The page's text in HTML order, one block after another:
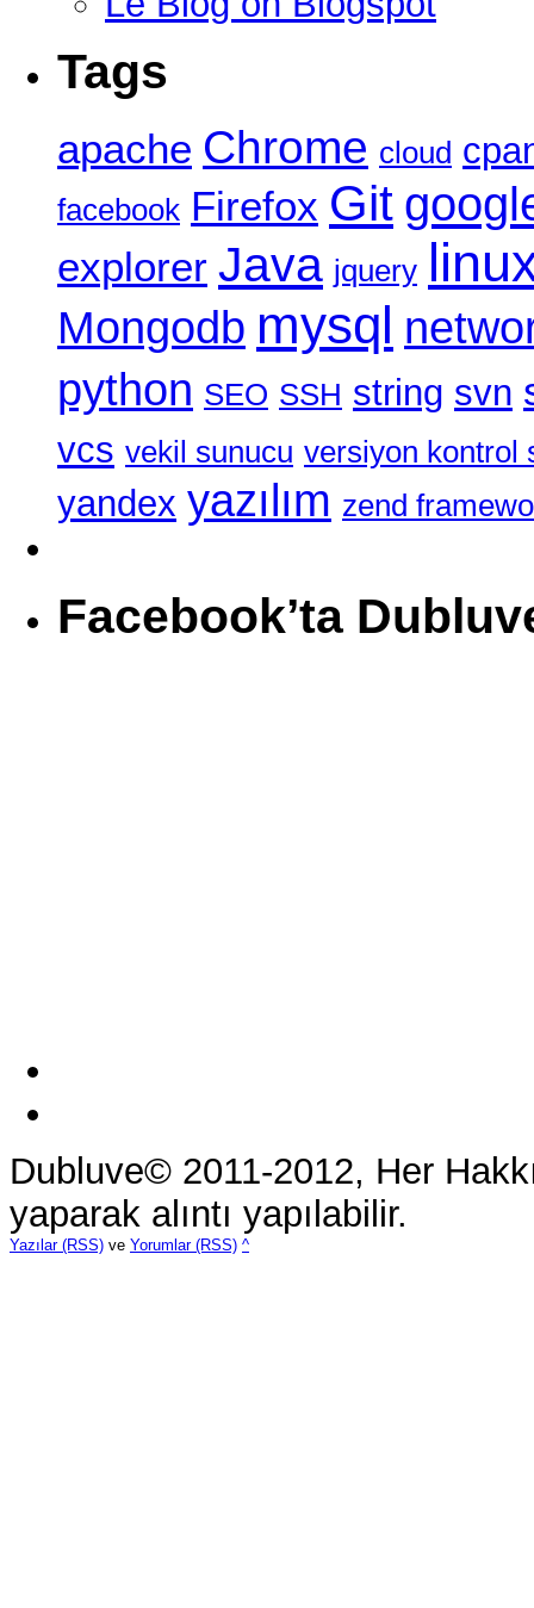
Tags
apache Chrome cloud
facebook Firefox Git
explorer Java jquery
Mongodb mysql
python SEO SSH string svn
vcs vekil sunucu versiyon kontrol
yandex yazılım zend
Facebook’ta
Dubluve© 2011-2012, Her
yaparak alıntı yapılabilir.
Yazılar (RSS) ve Yorumlar (RSS) ^